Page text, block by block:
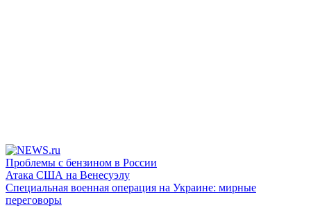
Проблемы с бензином в России
Атака США на Венесуэлу
Специальная военная операция на Украине: мирные
переговоры